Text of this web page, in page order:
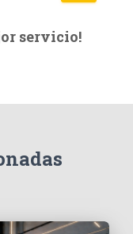
servicio!